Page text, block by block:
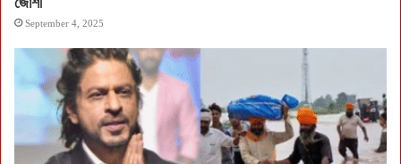
September 4, 2025